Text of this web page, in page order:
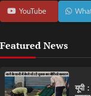
YouTube
Featured News
यूपी